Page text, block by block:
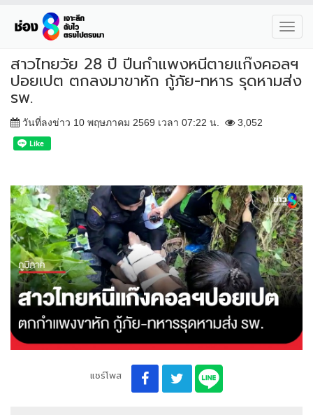
สาวไทยวัย 28 ปี ปีนกำแพงหนีตายแก๊งคอลฯ
ปอยเปต ตกลงมาขาหัก กู้ภัย-ทหาร รุดหามส่ง
รพ.
วันที่ลงข่าว 10 พฤษภาคม 2569 เวลา 07:22 น. 3,052
แชร์โพส